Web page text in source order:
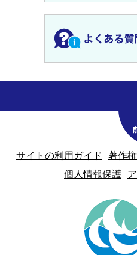
サイトの利用ガイド
著作
個人情報保護